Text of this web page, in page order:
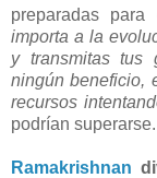
preparadas
importa a la
y transmitas tus
ningún beneficio,
recursos
podrían superarse.
Ramakrishnan